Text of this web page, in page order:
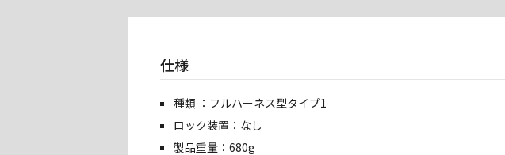
仕様
種類 ：フルハーネス型タイプ1
ロック装置：なし
製品重量：680g